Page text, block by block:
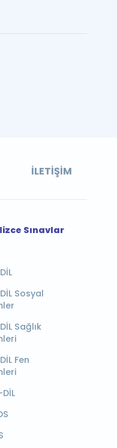
İLETIŞIM
Sınavlar
Sosyal
Sağlık
Fen